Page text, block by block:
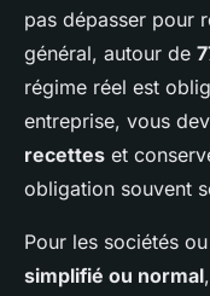
pas dépasser pour
général, autour de
régime réel est
entreprise, vous
recettes et
obligation souvent
Pour les sociétés
simplifié ou normal